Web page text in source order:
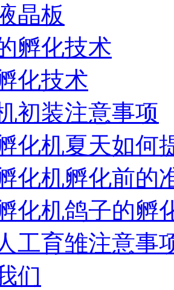
晶板
孵化技术
化技术
初装注意事项
化机夏天如何
化机孵化前的
化机鸽子的孵
工育雏注意事
们